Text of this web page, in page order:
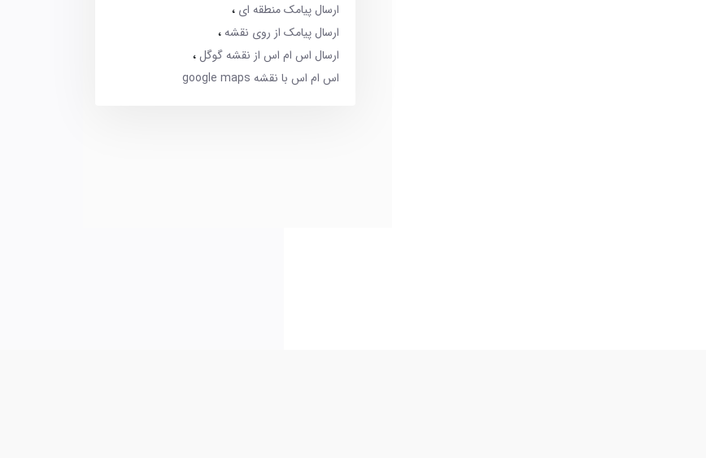
ارسال پیامک منطقه ای
ارسال پیامک از روی نقشه
ارسال اس ام اس از نقشه گوگل
اس ام اس با نقشه google maps